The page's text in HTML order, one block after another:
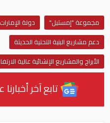
مجموعة "إمستيل"
دولة الإمارات
دعم مشاريع البنية التحتية الحديثة
الأبراج والمشاريع الإنشائية عالية
تابع آخر